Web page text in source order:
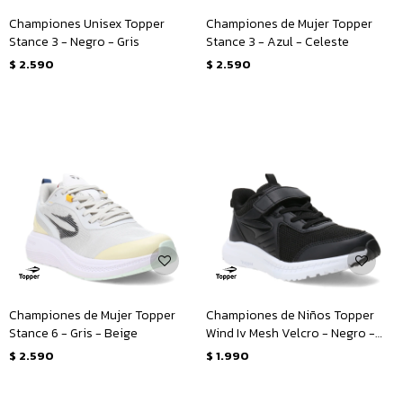
Championes Unisex Topper
Stance 3 - Negro - Gris
$ 2.590
Championes de Mujer Topper
Stance 3 - Azul - Celeste
$ 2.590
Championes de Mujer Topper
Stance 6 - Gris - Beige
$ 2.590
Championes de Niños Topper
Wind Iv Mesh Velcro - Negro -
Blanco
$ 1.990